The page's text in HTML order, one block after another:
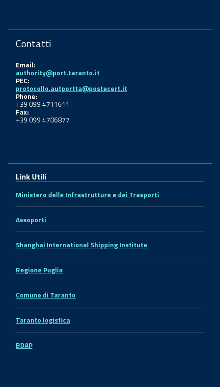
Contatti
Email:
authority@port.taranto.it
PEC:
protocollo.autportta@postecert.it
Phone:
+39 099 4711611
Fax:
+39 099 4706877
Link Utili
Ministero delle Infrastrutture e dei Trasporti
Assoporti
Shanghai International Shipping Institute
Regione Puglia
Comune di Taranto
Taranto logistica
BDAP